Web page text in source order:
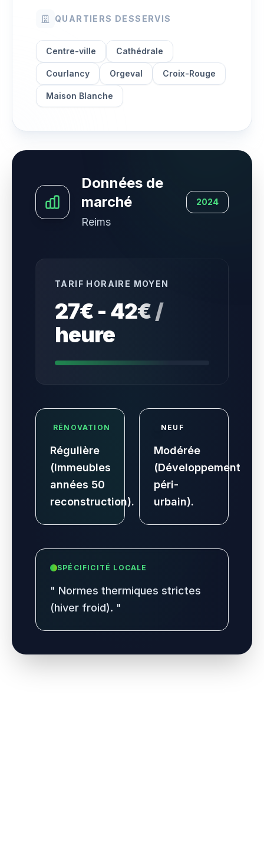
QUARTIERS DESSERVIS
Centre-ville Cathédrale
Courlancy Orgeval Croix-Rouge
Maison Blanche
Données de
marché
Reims
2024
TARIF HORAIRE MOYEN
27€ - 42€ /
heure
RÉNOVATION
Régulière
(Immeubles
années 50
reconstruction).
NEUF
Modérée
(Développement
péri-
urbain).
SPÉCIFICITÉ LOCALE
" Normes thermiques strictes
(hiver froid). "